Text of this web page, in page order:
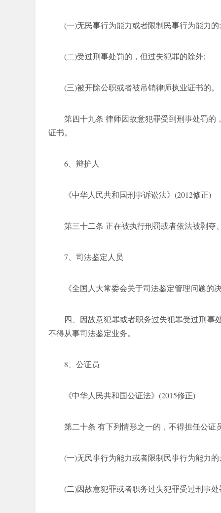
(一)无民事行为能力或者限制民事行为能力的;
(二)受过刑事处罚的，但过失犯罪的除外;
(三)被开除公职或者被吊销律师执业证书的。
第四十九条 律师因故意犯罪受到刑事处罚
证书。
6、辩护人
《中华人民共和国刑事诉讼法》(2012修正)
第三十二条 正在被执行刑罚或者依法被剥夺
7、司法鉴定人员
《全国人大常委会关于司法鉴定管理问题的
四、因故意犯罪或者职务过失犯罪受过刑事
不得从事司法鉴定业务。
8、公证员
《中华人民共和国公证法》(2015修正)
第二十条 有下列情形之一的，不得担任公证
(一)无民事行为能力或者限制民事行为能力的;
(二)因故意犯罪或者职务过失犯罪受过刑事处